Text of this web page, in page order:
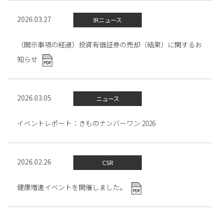
2026.03.27 IRニュース
（開示事項の経過）投資有価証券の売却（結果）に関するお
知らせ
2026.03.05 ニュース
イベントレポート：きものナンバーワン 2026
2026.02.26 CSR
健康増進イベントを開催しました。